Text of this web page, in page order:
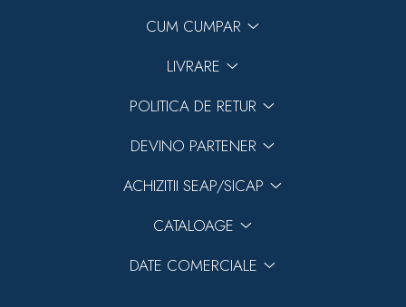
CUM CUMPAR
LIVRARE
POLITICA DE RETUR
DEVINO PARTENER
ACHIZITII SEAP/SICAP
CATALOAGE
DATE COMERCIALE